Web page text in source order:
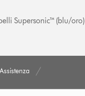
Supersonic™ (blu/oro)
Assistenza